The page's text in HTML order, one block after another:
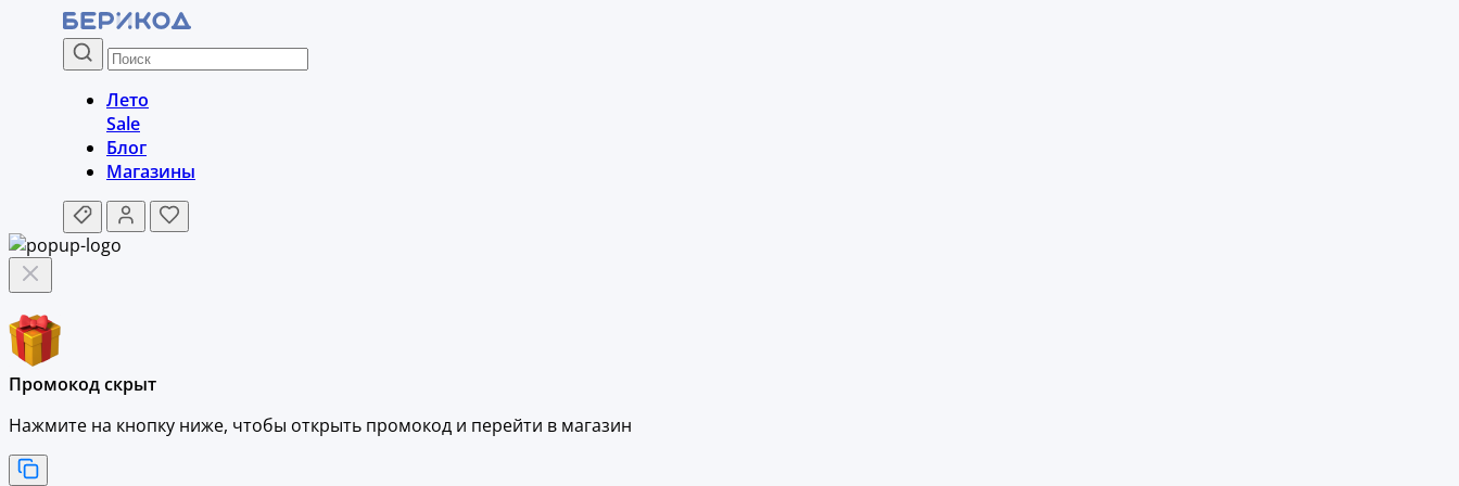
Лето
Sale
Блог
Магазины
Промокод скрыт
Нажмите на кнопку ниже, чтобы открыть промокод и перейти в магазин